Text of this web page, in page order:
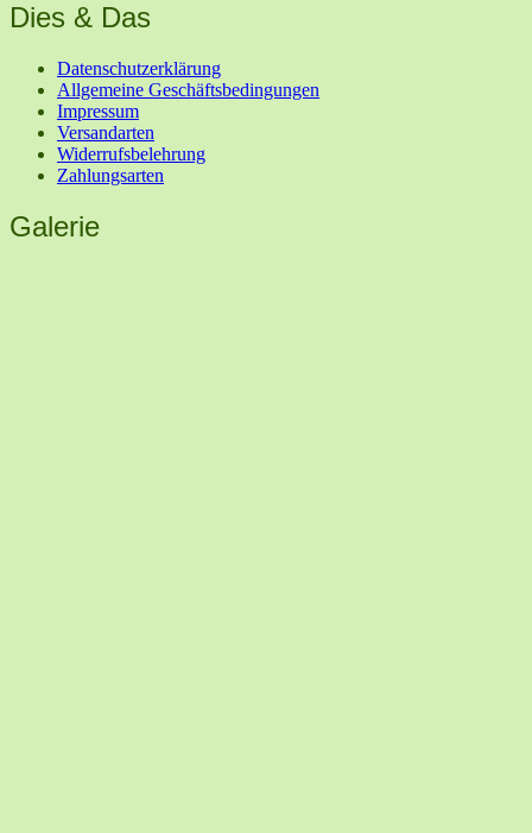
Dies & Das
Datenschutzerklärung
Allgemeine Geschäftsbedingungen
Impressum
Versandarten
Widerrufsbelehrung
Zahlungsarten
Galerie